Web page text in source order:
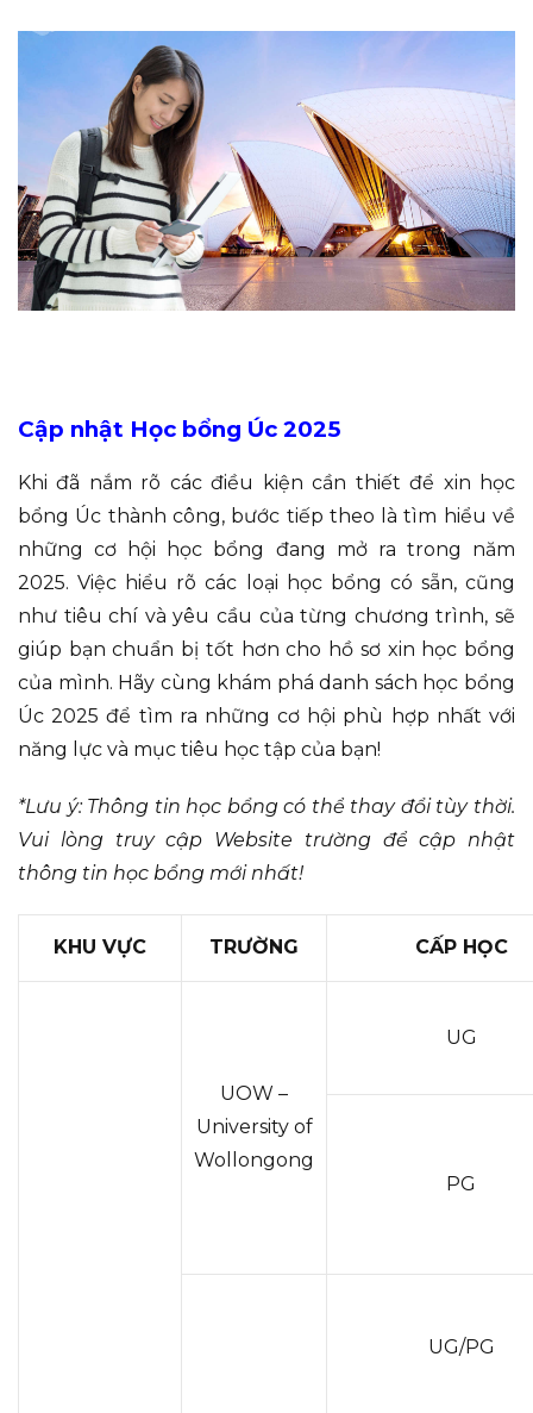
Cập nhật Học bổng Úc 2025
Khi đã nắm rõ các điều kiện cần thiết để xin học
bổng Úc thành công, bước tiếp theo là tìm hiểu về
những cơ hội học bổng đang mở ra trong năm
2025. Việc hiểu rõ các loại học bổng có sẵn, cũng
như tiêu chí và yêu cầu của từng chương trình, sẽ
giúp bạn chuẩn bị tốt hơn cho hồ sơ xin học bổng
của mình. Hãy cùng khám phá danh sách học bổng
Úc 2025 để tìm ra những cơ hội phù hợp nhất với
năng lực và mục tiêu học tập của bạn!
*Lưu ý: Thông tin học bổng có thể thay đổi tùy thời.
Vui lòng truy cập Website trường để cập nhật
thông tin học bổng mới nhất!
KHU VỰC TRƯỜNG CẤP HỌC
UOW –
University of
Wollongong
UG
PG
UG/PG